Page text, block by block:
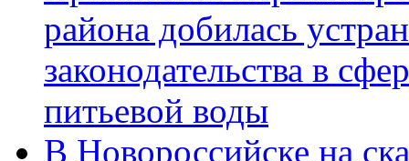
района добилась
законодательства в
питьевой воды
В Новороссийске на